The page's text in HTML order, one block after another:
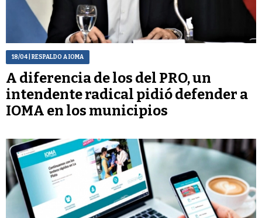
18/04| RESPALDO A IOMA
A diferencia de los del PRO, un
intendente radical pidió defender a
IOMA en los municipios